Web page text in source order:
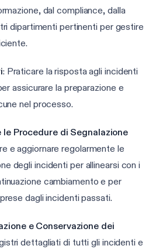
dal compliance, dalla
dipartimenti pertinenti per gestire
: Praticare la risposta agli incidenti
assicurare la preparazione e
nel processo.
Procedure di Segnalazione
e aggiornare regolarmente le
degli incidenti per allinearsi con i
cambiamento e per
dagli incidenti passati.
e Conservazione dei
dettagliati di tutti gli incidenti e